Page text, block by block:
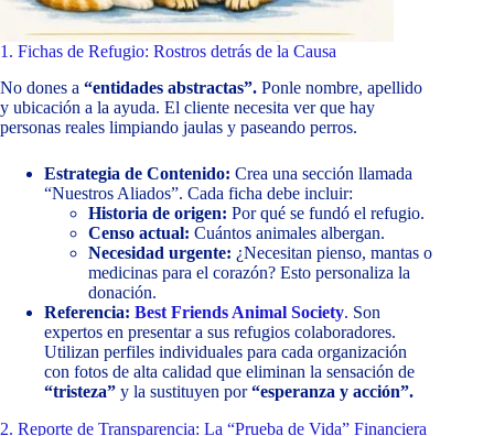
1. Fichas de Refugio: Rostros detrás de la Causa
No dones a “entidades abstractas”. Ponle nombre, apellido
y ubicación a la ayuda. El cliente necesita ver que hay
personas reales limpiando jaulas y paseando perros.
Estrategia de Contenido: Crea una sección llamada
“Nuestros Aliados”. Cada ficha debe incluir:
Historia de origen: Por qué se fundó el refugio.
Censo actual: Cuántos animales albergan.
Necesidad urgente: ¿Necesitan pienso, mantas o
medicinas para el corazón? Esto personaliza la
donación.
Referencia: Best Friends Animal Society. Son
expertos en presentar a sus refugios colaboradores.
Utilizan perfiles individuales para cada organización
con fotos de alta calidad que eliminan la sensación de
“tristeza” y la sustituyen por“esperanza y acción”.
2. Reporte de Transparencia: La “Prueba de Vida” Financiera